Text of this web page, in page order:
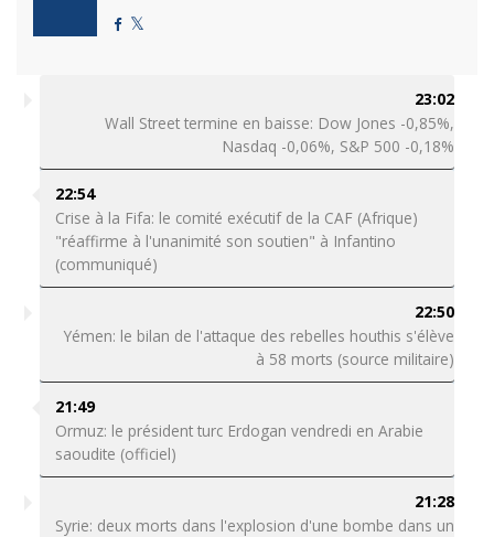
23:02
Wall Street termine en baisse: Dow Jones -0,85%,
Nasdaq -0,06%, S&P 500 -0,18%
22:54
Crise à la Fifa: le comité exécutif de la CAF (Afrique)
"réaffirme à l'unanimité son soutien" à Infantino
(communiqué)
22:50
Yémen: le bilan de l'attaque des rebelles houthis s'élève
à 58 morts (source militaire)
21:49
Ormuz: le président turc Erdogan vendredi en Arabie
saoudite (officiel)
21:28
Syrie: deux morts dans l'explosion d'une bombe dans un